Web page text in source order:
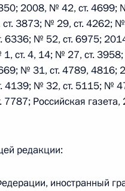
закона «Об актах
13 статьи 3 Федерального
состояния“
г. № 270-ФЗ
2008, № 42, ст. 4699;
3873; № 29, ст. 4262;
№ 52, ст. 6975;
ст. 4, 14; № 27, ст.
№ 31, ст. 4789, 4816;
4139; № 32, ст. 5115; №
Российская
редакции:
иностранный